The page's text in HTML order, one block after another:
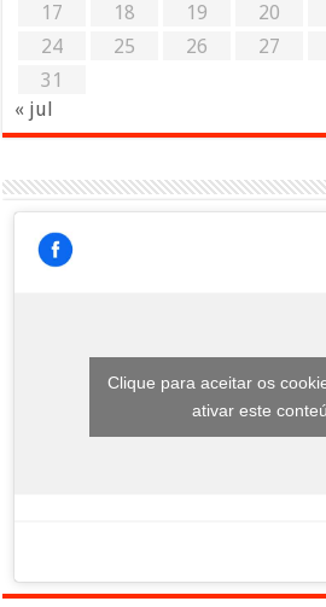
17
18 19 20
24
25 26 27
31
« jul
Clique para aceitar os
ativar este